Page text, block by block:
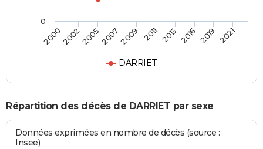
DARRIET
20002002200520072009 2011 2013 2016 2019 2021
0
Répartition des décès de DARRIET par sexe
Données exprimées en nombre de décès (source :
Insee)